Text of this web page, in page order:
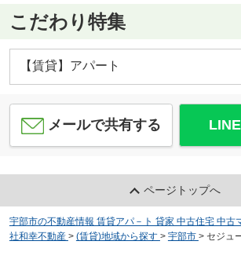
こだわり特集
【賃貸】アパート
メールで共有する
ページトップへ
宇部市の不動産情報 賃貸アパ－ト 貸家 中古住宅 中古
社和幸不動産 > (賃貸)地域から探す > 宇部市 > セジュ